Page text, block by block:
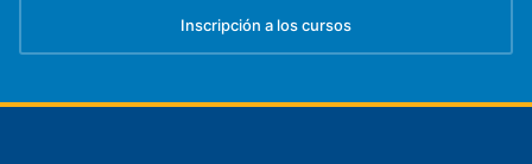
Inscripción a los cursos
(se abre en una nueva pestaña)